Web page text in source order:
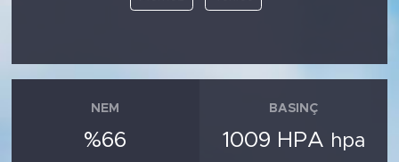
NEM
%66
BASINÇ
1009 HPA hpa